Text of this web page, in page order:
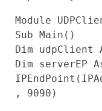
Module
Sub Main()
Dim udpClient
Dim serverEP
, 9090 )